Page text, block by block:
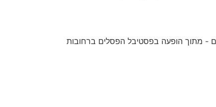
- מתוך הופעה בפסטיבל הפסלים ברחובות